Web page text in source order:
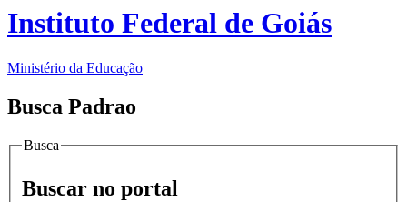
Instituto Federal de Goiás
Ministério da Educação
Busca Padrao
Busca
Buscar no portal